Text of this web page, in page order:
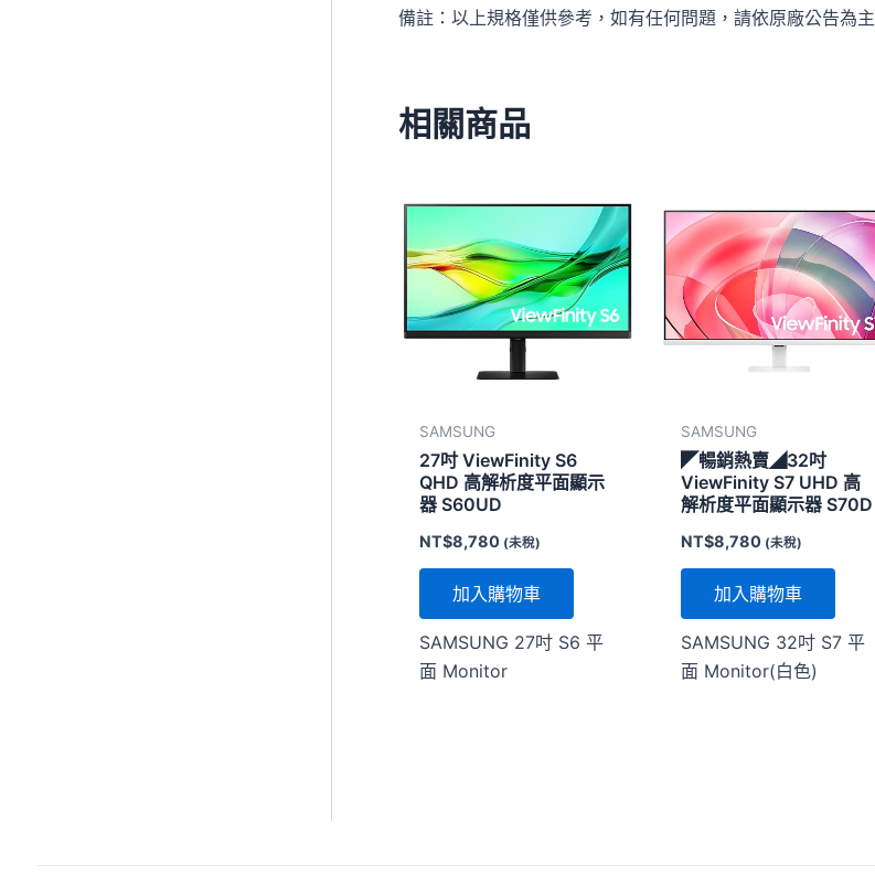
備註：以上規格僅供參考，如有任何問題，請依原廠公告為主
相關商品
SAMSUNG
27吋 ViewFinity S6
QHD 高解析度平面顯示
器 S60UD
NT$8,780 (未稅)
加入購物車
SAMSUNG 27吋 S6 平
面 Monitor
SAMSUNG
◤暢銷熱賣◢32吋
ViewFinity S7 UHD 高
解析度平面顯示器 S70D
NT$8,780 (未稅)
加入購物車
SAMSUNG 32吋 S7 平
面 Monitor(白色)